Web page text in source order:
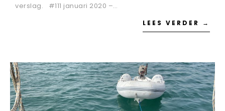
verslag. #111 januari 2020 –…
LEES VERDER →